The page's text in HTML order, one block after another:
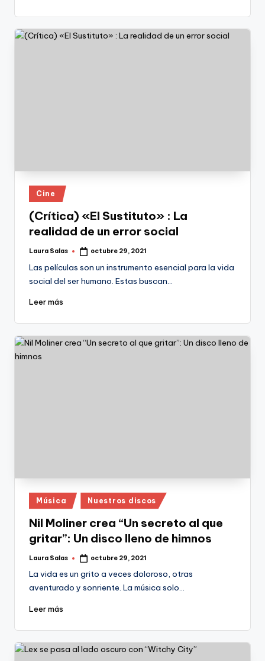
Publicado
en
Cine
(Crítica) «El Sustituto» : La
realidad de un error social
Publicado
Laura Salas octubre 29, 2021
Las películas son un instrumento esencial para la vida
social del ser humano. Estas buscan…
Leer más
Publicado
en
Música Nuestros discos
Nil Moliner crea “Un secreto al que
gritar”: Un disco lleno de himnos
Publicado
Laura Salas octubre 29, 2021
La vida es un grito a veces doloroso, otras
aventurado y sonriente. La música solo…
Leer más